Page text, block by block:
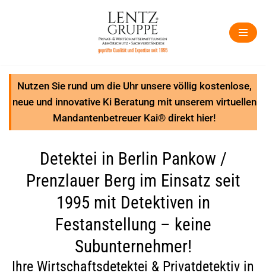
Nutzen Sie rund um die Uhr unsere völlig kostenlose,
neue und innovative Ki Beratung mit unserem virtuellen
Mandantenbetreuer Kai® direkt hier!
Detektei in Berlin Pankow /
Prenzlauer Berg im Einsatz seit
1995 mit Detektiven in
Festanstellung – keine
Subunternehmer!
Ihre Wirtschaftsdetektei & Privatdetektiv in